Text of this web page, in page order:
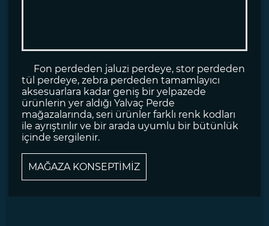
Fon perdeden jaluzi perdeye, stor perdeden
tül perdeye, zebra perdeden tamamlayıcı
aksesuarlara kadar geniş bir yelpazede
ürünlerin yer aldığı Yalvaç Perde
mağazalarında, seri ürünler farklı renk kodları
ile ayrıştırılır ve bir arada uyumlu bir bütünlük
içinde sergilenir.
MAĞAZA KONSEPTİMİZ